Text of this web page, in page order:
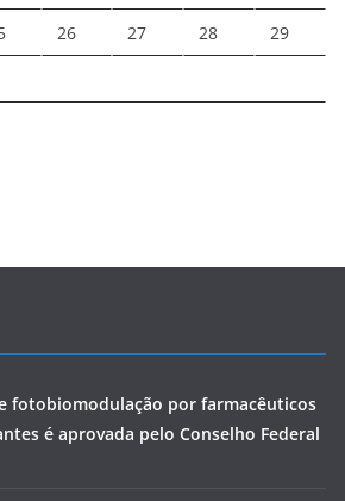
26 27 28 29
fotobiomodulação por farmacêuticos
é aprovada pelo Conselho Federal